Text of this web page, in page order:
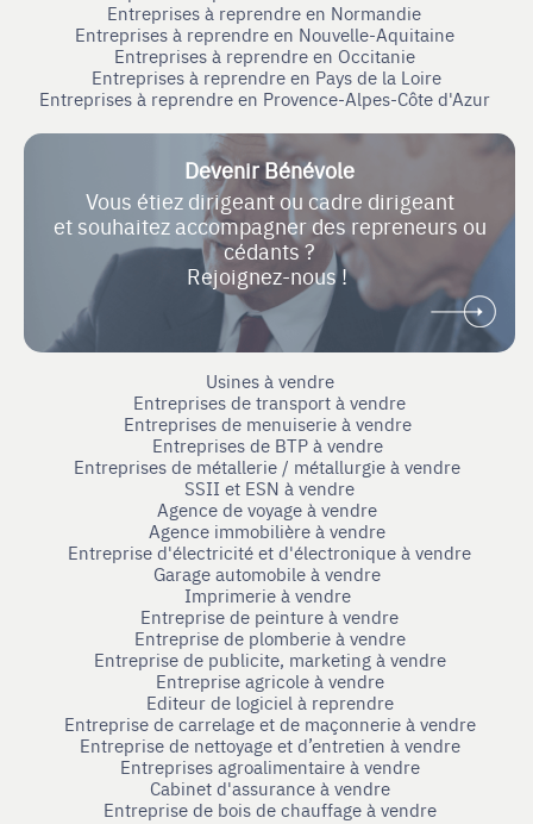
Entreprises à reprendre en Normandie
Entreprises à reprendre en Nouvelle-Aquitaine
Entreprises à reprendre en Occitanie
Entreprises à reprendre en Pays de la Loire
Entreprises à reprendre en Provence-Alpes-Côte d'Azur
Devenir Bénévole
Vous étiez dirigeant ou cadre dirigeant
et souhaitez accompagner des repreneurs ou
cédants ?
Rejoignez-nous !
Usines à vendre
Entreprises de transport à vendre
Entreprises de menuiserie à vendre
Entreprises de BTP à vendre
Entreprises de métallerie / métallurgie à vendre
SSII et ESN à vendre
Agence de voyage à vendre
Agence immobilière à vendre
Entreprise d'électricité et d'électronique à vendre
Garage automobile à vendre
Imprimerie à vendre
Entreprise de peinture à vendre
Entreprise de plomberie à vendre
Entreprise de publicite, marketing à vendre
Entreprise agricole à vendre
Editeur de logiciel à reprendre
Entreprise de carrelage et de maçonnerie à vendre
Entreprise de nettoyage et d’entretien à vendre
Entreprises agroalimentaire à vendre
Cabinet d'assurance à vendre
Entreprise de bois de chauffage à vendre